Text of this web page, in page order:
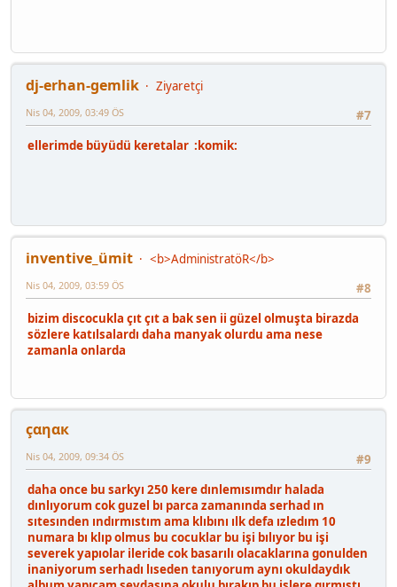
dj-erhan-gemlik
Ziyaretçi
#7
Nis 04, 2009, 03:49 ÖS
ellerimde büyüdü keretalar :komik:
inventive_ümit
<b>AdministratöR</b>
#8
Nis 04, 2009, 03:59 ÖS
bizim discocukla çıt çıt a bak sen ii güzel olmuşta birazda
sözlere katılsalardı daha manyak olurdu ama nese
zamanla onlarda
çαηαк
#9
Nis 04, 2009, 09:34 ÖS
daha once bu sarkyı 250 kere dınlemısımdır halada
dınlıyorum cok guzel bı parca zamanında serhad ın
sıtesınden ındırmıstım ama klıbını ılk defa ızledım 10
numara bı klıp olmus bu cocuklar bu işi bılıyor bu işi
severek yapıolar ileride cok basarılı olacaklarına gonulden
inaniyorum serhadı lıseden tanıyorum aynı okuldaydık